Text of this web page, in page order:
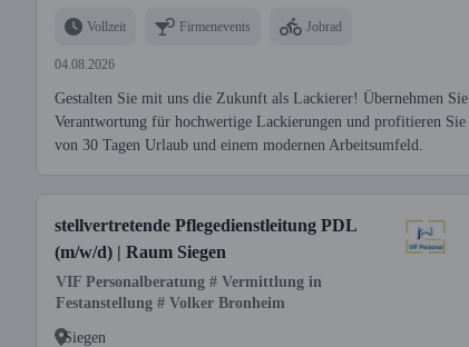
Vollzeit Firmenevents Jobrad
04.08.2026
Gestalten Sie mit uns die Zukunft als Lackierer! Übernehmen Sie
Verantwortung für hochwertige Lackierungen und profitieren Sie
von 30 Tagen Urlaub und einem modernen Arbeitsumfeld.
stellvertretende Pflegedienstleitung PDL
(m/w/d) | Raum Siegen
VIF Personalberatung # Vermittlung in
Festanstellung # Volker Bronheim
Siegen